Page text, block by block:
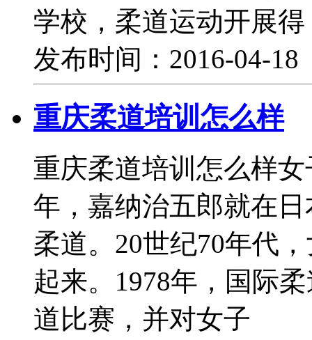
学校，柔道运动开展得
发布时间：2016-04-
重庆柔道培训怎么样
重庆柔道培训怎么样
年，嘉纳治五郎就在
柔道。20世纪70年代
起来。1978年，国际
道比赛，并对女子